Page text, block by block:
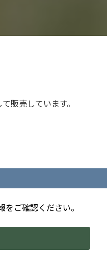
販売しています。
ご確認ください。